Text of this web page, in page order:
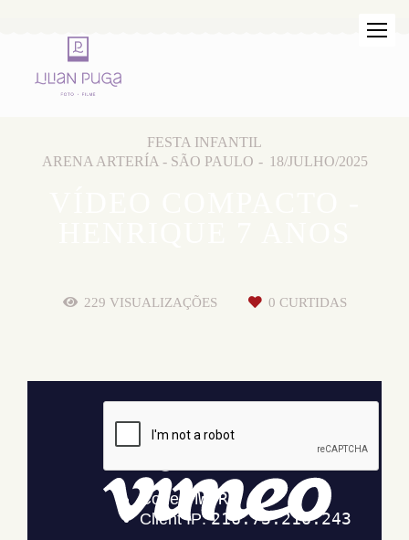
FESTA INFANTIL
ARENA ARTERÍA - SÃO PAULO
18/JULHO/2025
229 VISUALIZAÇÕES 0 CURTIDAS